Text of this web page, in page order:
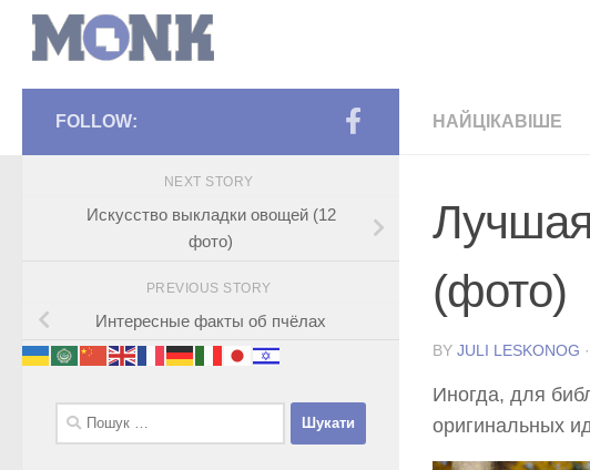
НАЙЦІКАВІШЕ
(фото)
BY JULI LESKONOG ·
Иногда, для
оригинальных
FOLLOW:
NEXT STORY
Искусство выкладки овощей (12
фото)
PREVIOUS STORY
Интересные факты об пчёлах
Пошук: